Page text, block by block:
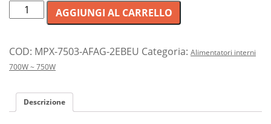
Alimentatore
per
Cooler
Master
Gold:
alta
AGGIUNGI AL CARRELLO
COD: MPX-7503-AFAG-2EBEU Categoria: Alimentatori interni
700W ~ 750W
Descrizione